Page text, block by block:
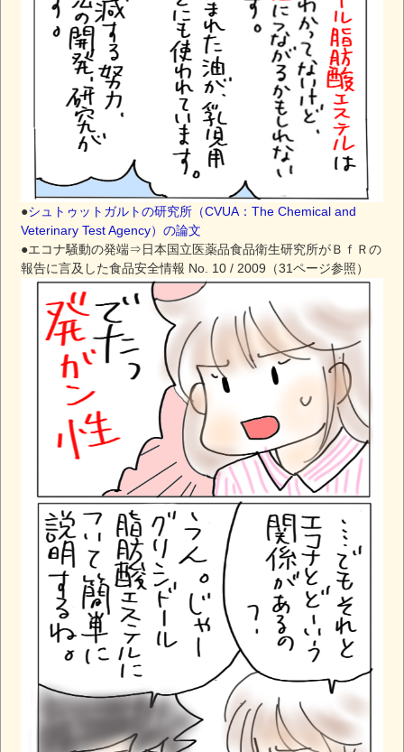
●シュトゥットガルトの研究所（CVUA：The Chemical and
Veterinary Test Agency）の論文
●エコナ騒動の発端⇒日本国立医薬品食品衛生研究所がＢｆＲの
報告に言及した食品安全情報 No. 10 / 2009（31ページ参照）